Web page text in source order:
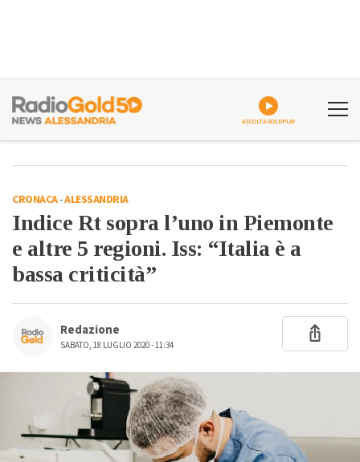
ASCOLTA GOLDPLAY
CRONACA-ALESSANDRIA
Indice Rt sopra l’uno in Piemonte
e altre 5 regioni. Iss: “Italia è a
bassa criticità”
Redazione
SABATO, 18 LUGLIO 2020 - 11:34